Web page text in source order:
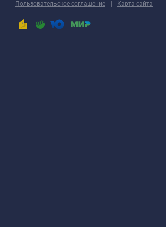
РАБОЧИЙ СТОЛ
ЖУРНАЛЬНЫЙ СТОЛ
Сразу после распаковки пленки
Пользовательское соглашение | Карта сайта